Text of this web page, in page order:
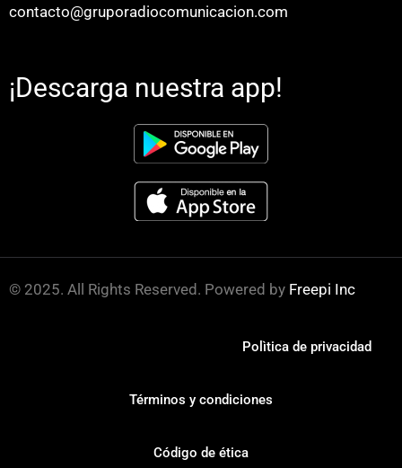
contacto@gruporadiocomunicacion.com
¡Descarga nuestra app!
© 2025. All Rights Reserved. Powered by Freepi Inc
Polìtica de privacidad
Términos y condiciones
Código de ética